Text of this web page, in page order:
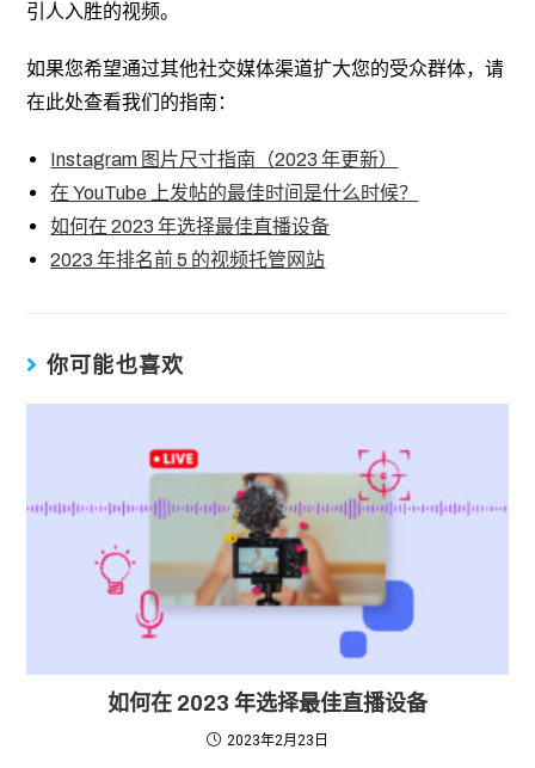
引人入胜的视频。
如果您希望通过其他社交媒体渠道扩大您的受众群体，请
在此处查看我们的指南：
Instagram 图片尺寸指南（2023 年更新）
在 YouTube 上发帖的最佳时间是什么时候？
如何在 2023 年选择最佳直播设备
2023 年排名前 5 的视频托管网站
你可能也喜欢
如何在 2023 年选择最佳直播设备
2023年2月23日